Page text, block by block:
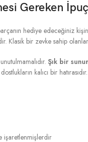
Gereken
hediye edeceğiniz
Klasik bir zevke sahip
Şık bir
kalıcı bir hatırasıdır.
işaretlenmişlerdir